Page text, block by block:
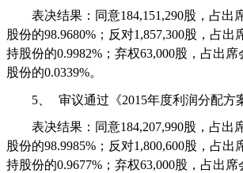
表决结果：同意184,151,290股，占出
股份的98.9680% ；反对1,857,300股，占出
持股份的0.9982% ；弃权63,000股，占出席
股份的0.0339%。
5、 审议通过《2015年度利润分配方
表决结果：同意184,207,990股，占出
股份的98.9985% ；反对1,800,600股，占出
持股份的0.9677% ；弃权63,000股，占出席